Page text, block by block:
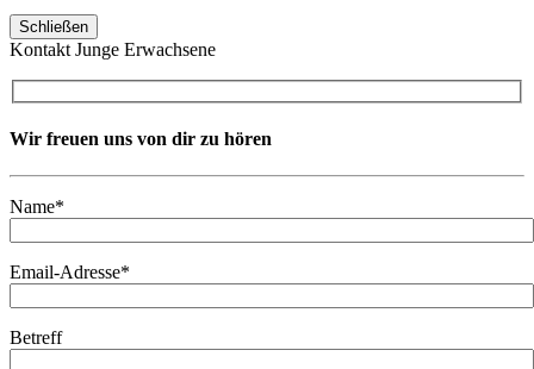
Schließen
Kontakt Junge Erwachsene
Wir freuen uns von dir zu hören
Name*
Email-Adresse*
Betreff